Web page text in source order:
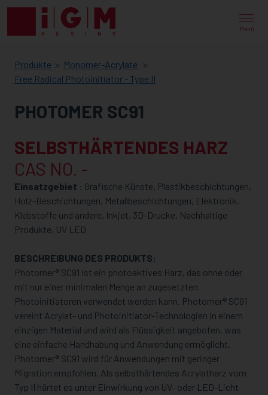
Menü
IGM
RESINS
Produkte
Monomer-Acrylate
Free Radical Photoinitiator - Type II
PHOTOMER SC91
SELBSTHÄRTENDES HARZ
CAS NO. -
Einsatzgebiet : Grafische Künste, Plastikbeschichtungen,
Holz-Beschichtungen, Metallbeschichtungen, Elektronik,
Klebstoffe und andere, Inkjet, 3D-Drucke, Nachhaltige
Produkte, UV LED
BESCHREIBUNG DES PRODUKTS:
Photomer® SC91 ist ein photoaktives Harz, das ohne oder
mit nur einer minimalen Menge an zugesetzten
Photoinitiatoren verwendet werden kann. Photomer® SC91
vereint Acrylat- und Photoinitiator-Technologien in einem
einzigen Material und wird als Flüssigkeit angeboten, was
eine einfache Handhabung und Anwendung ermöglicht.
Photomer® SC91 wird für Anwendungen mit geringer
Migration empfohlen. Als selbsthärtendes Acrylatharz vom
Typ II härtet es unter Einwirkung von UV- oder LED-Licht